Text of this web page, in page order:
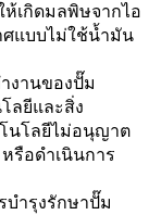
เกิดมลพิษจากไอ
แบบไม่ใช้น้ำมัน
งานของปั๊ม
ลยีและสิ่ง
นโลยีไม่อนุญาต
รือดำเนินการ
บำรุงรักษาปั๊ม